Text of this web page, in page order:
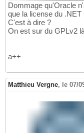
Dommage qu'Oracle
que la license du
C'est à dire ?
On est sur du GPLv2
a++
Matthieu Vergne, le 07/